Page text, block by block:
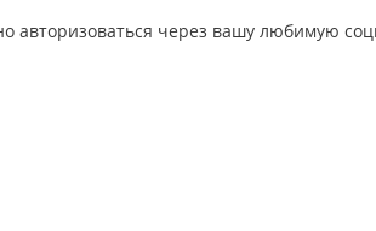
авторизоваться через вашу любимую